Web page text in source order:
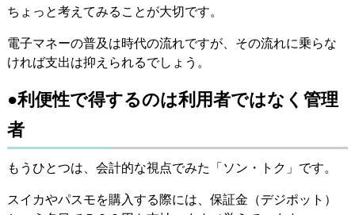
ちょっと考えてみることが大切です。
電子マネーの普及は時代の流れですが、その流れに乗らな
ければ支出は抑えられるでしょう。
●利便性で得するのは利用者ではなく管理
者
もうひとつは、会計的な視点でみた「ソン・トク」です。
スイカやパスモを購入する際には、保証金（デジポット）